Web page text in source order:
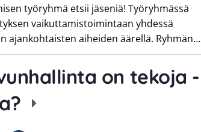
työryhmä etsii jäseniä! Työryhmässä
vaikuttamistoimintaan yhdessä
ajankohtaisten aiheiden äärellä. Ryhmän…
on tekoja -